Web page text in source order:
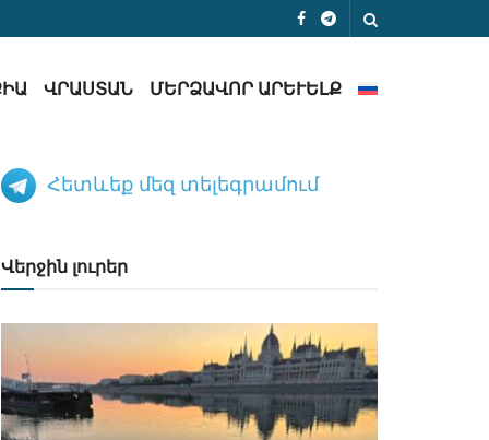
ՎՐԱՍՏԱՆ ՄԵՐՁԱՎՈՐ ԱՐԵՒԵԼՔ
Հետևեք մեզ տելեգրամում
Վերջին լուրեր